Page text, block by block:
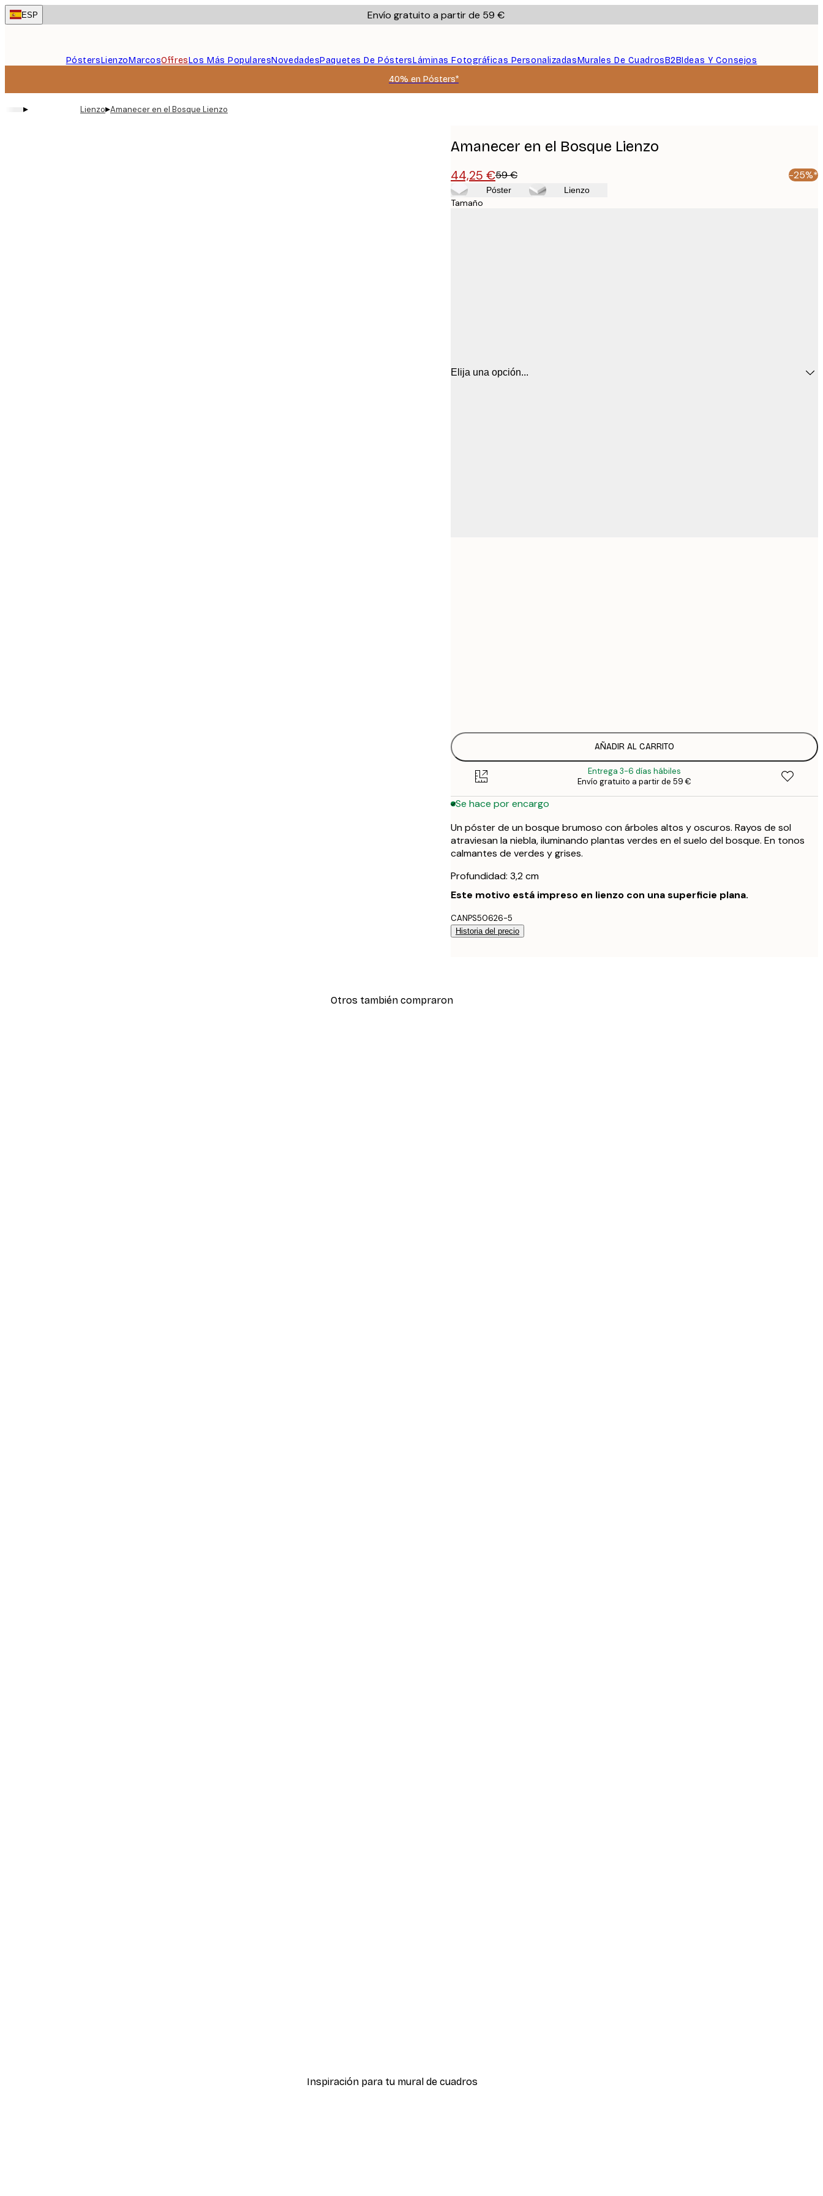
Skip
to
ESP Envío gratuito a partir de 59 €
PóstersLienzoMarcosOffresLos Más PopularesNovedadesPaquetes De PóstersLáminas Fotográficas PersonalizadasMurales De CuadrosB2BIdeas Y Consejos
40% en Pósters*
▸ Lienzo▸Amanecer en el Bosque Lienzo
Amanecer en el Bosque Lienzo
44,25 €59 € -25%*
Póster Lienzo
Tamaño
Elija una opción...
AÑADIR AL CARRITO
Entrega 3-6 días hábiles
Envío gratuito a partir de 59 €
Se hace por encargo
Un póster de un bosque brumoso con árboles altos y oscuros. Rayos de sol
atraviesan la niebla, iluminando plantas verdes en el suelo del bosque. En tonos
calmantes de verdes y grises.
Profundidad: 3,2 cm
Este motivo está impreso en lienzo con una superficie plana.
CANPS50626-5
Historia del precio
Otros también compraron
Inspiración para tu mural de cuadros